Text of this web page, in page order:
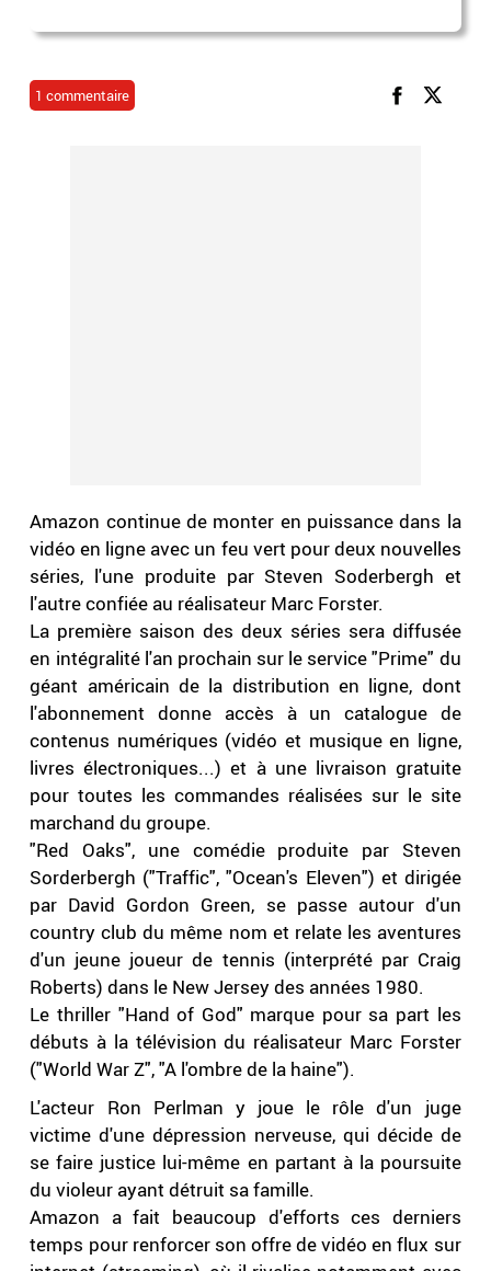
1 commentaire
Amazon continue de monter en puissance dans la
vidéo en ligne avec un feu vert pour deux nouvelles
séries, l'une produite par Steven Soderbergh et
l'autre confiée au réalisateur Marc Forster.
La première saison des deux séries sera diffusée
en intégralité l'an prochain sur le service "Prime" du
géant américain de la distribution en ligne, dont
l'abonnement donne accès à un catalogue de
contenus numériques (vidéo et musique en ligne,
livres électroniques...) et à une livraison gratuite
pour toutes les commandes réalisées sur le site
marchand du groupe.
"Red Oaks", une comédie produite par Steven
Sorderbergh ("Traffic", "Ocean's Eleven") et dirigée
par David Gordon Green, se passe autour d'un
country club du même nom et relate les aventures
d'un jeune joueur de tennis (interprété par Craig
Roberts) dans le New Jersey des années 1980.
Le thriller "Hand of God" marque pour sa part les
débuts à la télévision du réalisateur Marc Forster
("World War Z", "A l'ombre de la haine").
L'acteur Ron Perlman y joue le rôle d'un juge
victime d'une dépression nerveuse, qui décide de
se faire justice lui-même en partant à la poursuite
du violeur ayant détruit sa famille.
Amazon a fait beaucoup d'efforts ces derniers
temps pour renforcer son offre de vidéo en flux sur